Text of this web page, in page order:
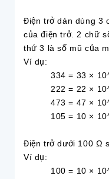
Điện trở dán dùng 3
của điện trở. 2 chữ
thứ 3 là số mũ của
Ví dụ:
334 = 33 ×
222 = 22 ×
473 = 47 ×
105 = 10 ×
Điện trở dưới 100 Ω
Ví dụ:
100 = 10 ×